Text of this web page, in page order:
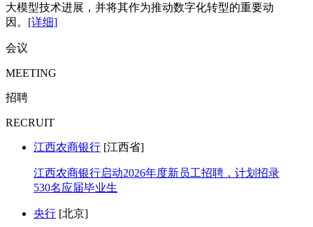
大模型技术进展，并将其作为推动数字化转型的重要动
因。 [详细]
会议
MEETING
招聘
RECRUIT
江西农商银行 [江西省]
江西农商银行启动2026年度新员工招聘，计划招录
530名应届毕业生
央行 [北京]